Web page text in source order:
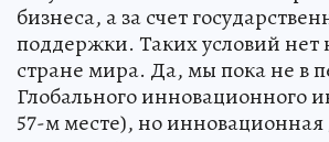
бизнеса, а за счет
поддержки. Таких условий нет
стране мира. Да, мы пока не в
Глобального инновационного
57-м месте), но инновационная